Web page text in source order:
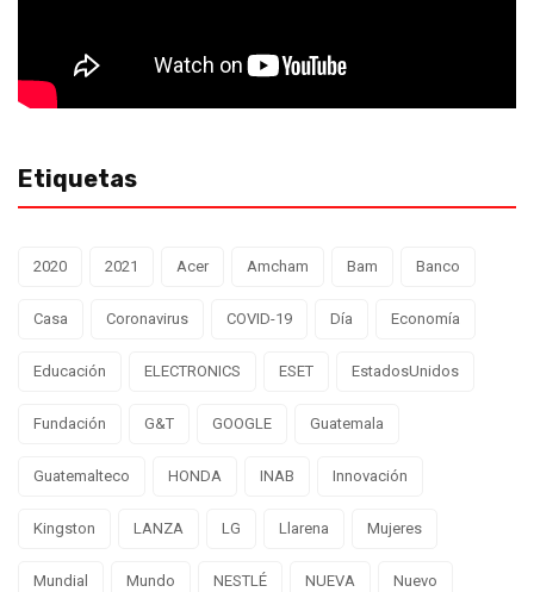
Etiquetas
2020 2021 Acer Amcham Bam Banco
Casa Coronavirus COVID-19 Día Economía
Educación ELECTRONICS ESET EstadosUnidos
Fundación G&T GOOGLE Guatemala
Guatemalteco HONDA INAB Innovación
Kingston LANZA LG Llarena Mujeres
Mundial Mundo NESTLÉ NUEVA Nuevo